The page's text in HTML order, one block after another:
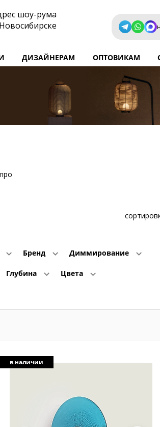
шоу-рума
ДИЗАЙНЕРАМ ОПТОВИКАМ
Бренд Диммирование
Глубина Цвета
в наличии